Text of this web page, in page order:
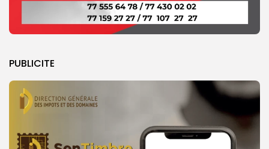
PUBLICITE